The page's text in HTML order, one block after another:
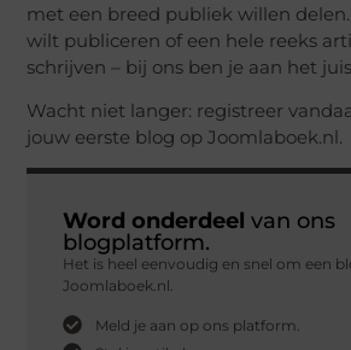
Word onderdeel van ons
blogplatform.
Het is heel eenvoudig en snel om een
Joomlaboek.nl.
Meld je aan op ons platform.
met een breed publiek willen
wilt publiceren of een hele reeks
schrijven – bij ons ben je aan het
Wacht niet langer: registreer
jouw eerste blog op Joomlaboek.nl.